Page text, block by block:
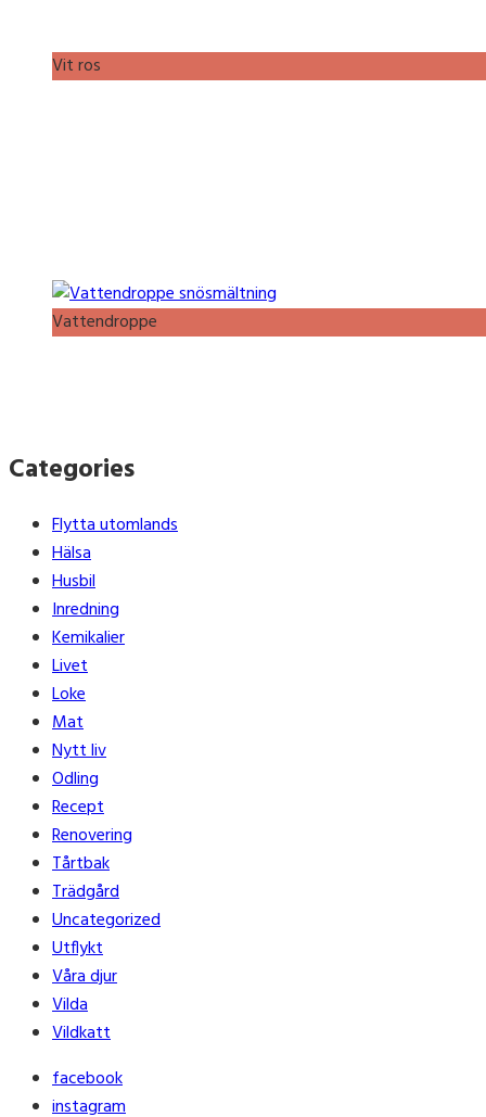
Vit ros
Vattendroppe
Categories
Flytta utomlands
Hälsa
Husbil
Inredning
Kemikalier
Livet
Loke
Mat
Nytt liv
Odling
Recept
Renovering
Tårtbak
Trädgård
Uncategorized
Utflykt
Våra djur
Vilda
Vildkatt
facebook
instagram